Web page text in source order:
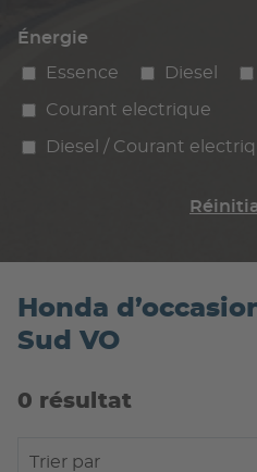
Énergie
Essence
Diesel
Courant electrique
Diesel / Courant
Honda
Sud VO
0 résultat
Trier par